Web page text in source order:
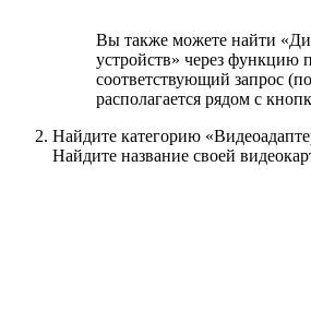
Вы также можете найти
устройств» через функцию
соответствующий запрос
располагается рядом с
Найдите категорию
Найдите название своей